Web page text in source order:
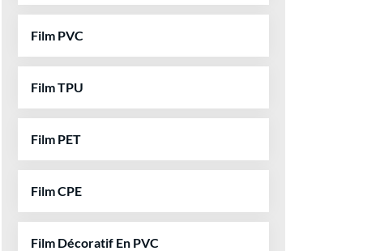
Film PVC
Film TPU
Film PET
Film CPE
Film Décoratif En PVC